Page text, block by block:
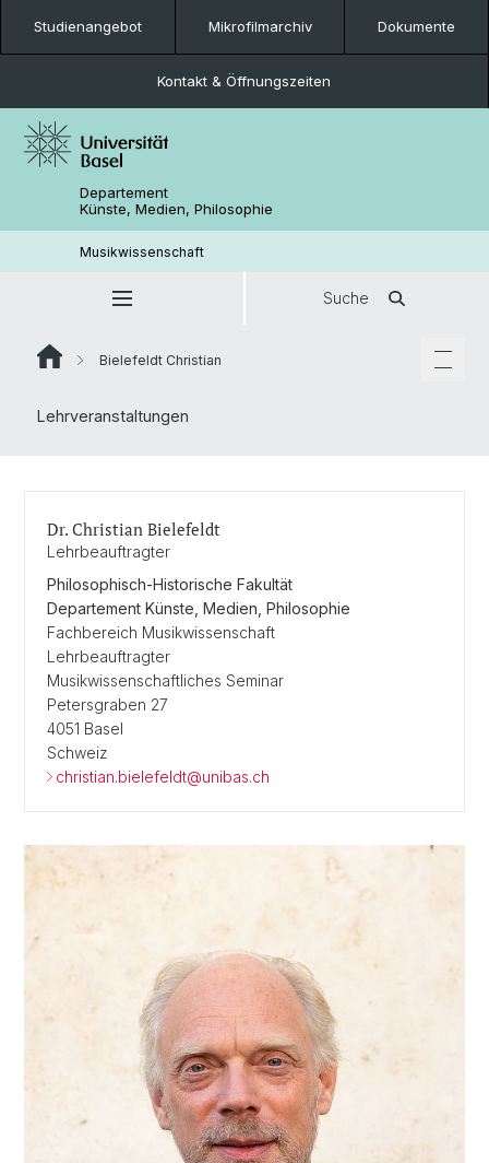
Studienangebot Mikrofilmarchiv Dokumente
Kontakt & Öffnungszeiten
Departement
Künste, Medien, Philosophie
Musikwissenschaft
Suche
Bielefeldt Christian
Lehrveranstaltungen
Dr. Christian Bielefeldt
Lehrbeauftragter
Philosophisch-Historische Fakultät
Departement Künste, Medien, Philosophie
Fachbereich Musikwissenschaft
Lehrbeauftragter
Musikwissenschaftliches Seminar
Petersgraben 27
4051 Basel
Schweiz
christian.bielefeldt@unibas.ch